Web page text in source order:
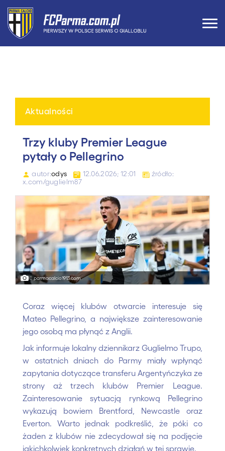
Aktualności
Trzy kluby Premier League
pytały o Pellegrino
autor:odys 12.06.2026; 12:01
źródło:
x.com/guglielm87
© parmacalcio1913.com
Coraz więcej klubów otwarcie interesuje się
Mateo Pellegrino, a największe zainteresowanie
jego osobą ma płynąć z Anglii.
Jak informuje lokalny dziennikarz Guglielmo Trupo,
w ostatnich dniach do Parmy miały wpłynąć
zapytania dotyczące transferu Argentyńczyka ze
strony aż trzech klubów Premier League.
Zainteresowanie sytuacją rynkową Pellegrino
wykazują bowiem Brentford, Newcastle oraz
Everton. Warto jednak podkreślić, że póki co
żaden z klubów nie zdecydował się na podjęcie
jakichkolwiek konkretnych działań w tej sprawie.